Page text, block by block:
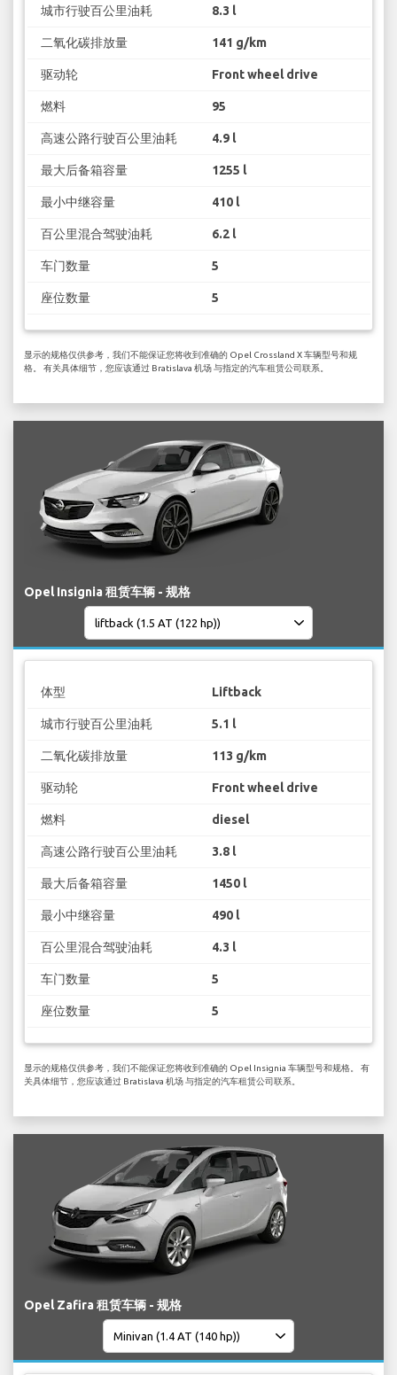
城市行驶百公里油耗 8.3 l
二氧化碳排放量 141 g/km
驱动轮 Front wheel drive
燃料 95
高速公路行驶百公里油耗 4.9 l
最大后备箱容量 1255 l
最小中继容量 410 l
百公里混合驾驶油耗 6.2 l
车门数量 5
座位数量 5
显示的规格仅供参考，我们不能保证您将收到准确的 Opel Crossland X 车辆型号和规
格。 有关具体细节，您应该通过 Bratislava 机场 与指定的汽车租赁公司联系。
Opel Insignia 租赁车辆 - 规格
体型 Liftback
城市行驶百公里油耗 5.1 l
二氧化碳排放量 113 g/km
驱动轮 Front wheel drive
燃料 diesel
高速公路行驶百公里油耗 3.8 l
最大后备箱容量 1450 l
最小中继容量 490 l
百公里混合驾驶油耗 4.3 l
车门数量 5
座位数量 5
显示的规格仅供参考，我们不能保证您将收到准确的 Opel Insignia 车辆型号和规格。 有
关具体细节，您应该通过 Bratislava 机场 与指定的汽车租赁公司联系。
Opel Zafira 租赁车辆 - 规格